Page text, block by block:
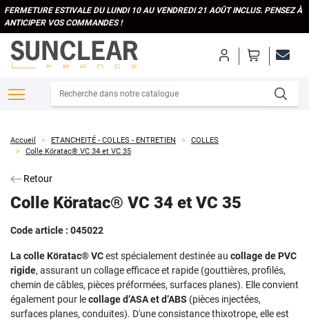
FERMETURE ESTIVALE DU LUNDI 10 AU VENDREDI 21 AOÛT INCLUS. PENSEZ À
ANTICIPER VOS COMMANDES !
Accueil ETANCHEITÉ - COLLES - ENTRETIEN
COLLES
Colle Köratac® VC 34 et VC 35
Retour
Colle Köratac® VC 34 et VC 35
Code article : 045022
La colle Köratac® VCest spécialement destinée au collage de PVC
rigide, assurant un collage efficace et rapide (gouttières, profilés,
chemin de câbles, pièces préformées, surfaces planes). Elle convient
également pour lecollage d’ASA et d’ABS (pièces injectées,
surfaces planes, conduites). D'une consistance thixotrope, elle est